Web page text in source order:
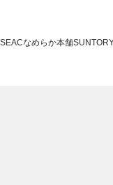
SEACなめらか本舗